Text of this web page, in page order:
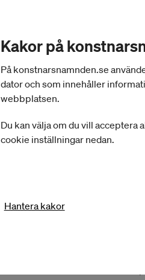
Muhammad
konst, måleri
Han fokuserar
omedvetna.
Damaskus
Syrien; Kalmar
Finland;
Botkyrka
Abir Boukhari
Kakor på
På konstnarsnamnden.se
dator och som innehåller
webbplatsen.
Du kan välja om du vill acceptera
cookie inställningar nedan.
Hantera kakor